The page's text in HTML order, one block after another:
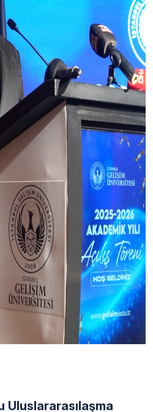
Uluslararasılaşma